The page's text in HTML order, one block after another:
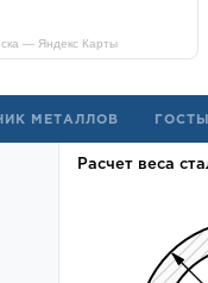
— Яндекс Карты